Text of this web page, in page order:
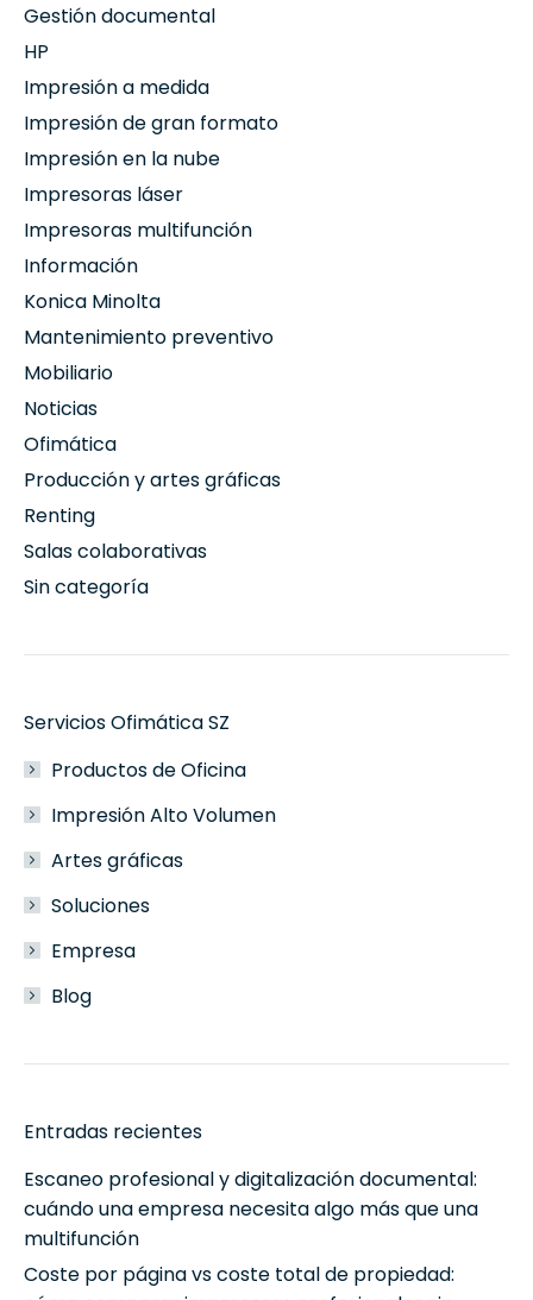
Gestión documental
HP
Impresión a medida
Impresión de gran formato
Impresión en la nube
Impresoras láser
Impresoras multifunción
Información
Konica Minolta
Mantenimiento preventivo
Mobiliario
Noticias
Ofimática
Producción y artes gráficas
Renting
Salas colaborativas
Sin categoría
Servicios Ofimática SZ
Productos de Oficina
Impresión Alto Volumen
Artes gráficas
Soluciones
Empresa
Blog
Entradas recientes
Escaneo profesional y digitalización documental:
cuándo una empresa necesita algo más que una
multifunción
Coste por página vs coste total de propiedad: